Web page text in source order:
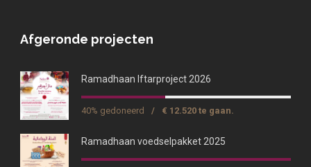
Afgeronde projecten
Ramadhaan Iftarproject 2026
40% gedoneerd / € 12.520 te gaan.
Ramadhaan voedselpakket 2025